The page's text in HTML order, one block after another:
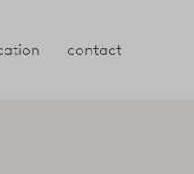
contact